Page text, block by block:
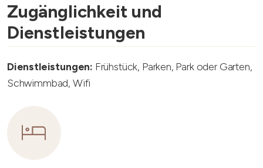
Zugänglichkeit und
Dienstleistungen
Dienstleistungen: Frühstück, Parken, Park oder Garten,
Schwimmbad, Wifi